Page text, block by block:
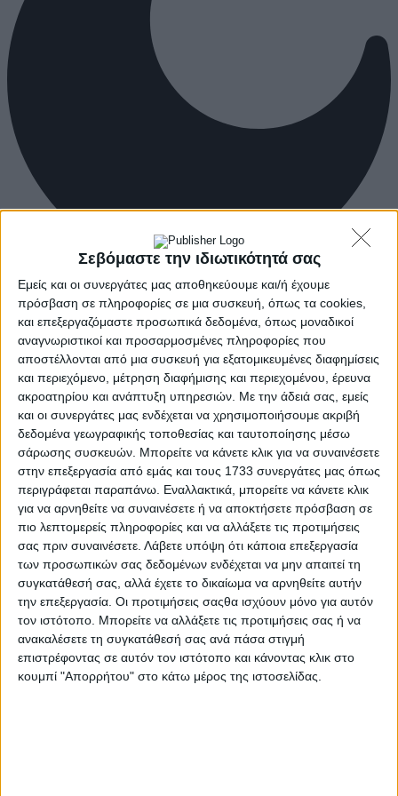
Σεβόμαστε την ιδιωτικότητά σας
Εμείς και οι συνεργάτες μας αποθηκεύουμε και/ή έχουμε
πρόσβαση σε πληροφορίες σε μια συσκευή, όπως τα cookies,
και επεξεργαζόμαστε προσωπικά δεδομένα, όπως μοναδικοί
αναγνωριστικοί και προσαρμοσμένες πληροφορίες που
αποστέλλονται από μια συσκευή για εξατομικευμένες διαφημίσεις
και περιεχόμενο, μέτρηση διαφήμισης και περιεχομένου, έρευνα
ακροατηρίου και ανάπτυξη υπηρεσιών. Με την άδειά σας, εμείς
και οι συνεργάτες μας ενδέχεται να χρησιμοποιήσουμε ακριβή
δεδομένα γεωγραφικής τοποθεσίας και ταυτοποίησης μέσω
σάρωσης συσκευών. Μπορείτε να κάνετε κλικ για να συναινέσετε
στην επεξεργασία από εμάς και τους 1733 συνεργάτες μας όπως
περιγράφεται παραπάνω. Εναλλακτικά, μπορείτε να κάνετε κλικ
για να αρνηθείτε να συναινέσετε ή να αποκτήσετε πρόσβαση σε
πιο λεπτομερείς πληροφορίες και να αλλάξετε τις προτιμήσεις
σας πριν συναινέσετε. Λάβετε υπόψη ότι κάποια επεξεργασία
των προσωπικών σας δεδομένων ενδέχεται να μην απαιτεί τη
συγκατάθεσή σας, αλλά έχετε το δικαίωμα να αρνηθείτε αυτήν
την επεξεργασία. Οι προτιμήσεις σαςθα ισχύουν μόνο για αυτόν
τον ιστότοπο. Μπορείτε να αλλάξετε τις προτιμήσεις σας ή να
ανακαλέσετε τη συγκατάθεσή σας ανά πάσα στιγμή
επιστρέφοντας σε αυτόν τον ιστότοπο και κάνοντας κλικ στο
κουμπί "Απορρήτου" στο κάτω μέρος της ιστοσελίδας.
Αρχική